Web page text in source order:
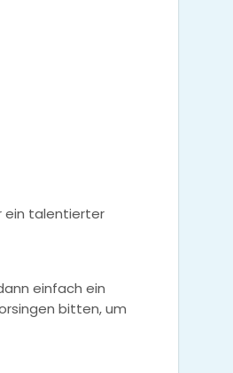
ein talentierter
einfach ein
bitten, um